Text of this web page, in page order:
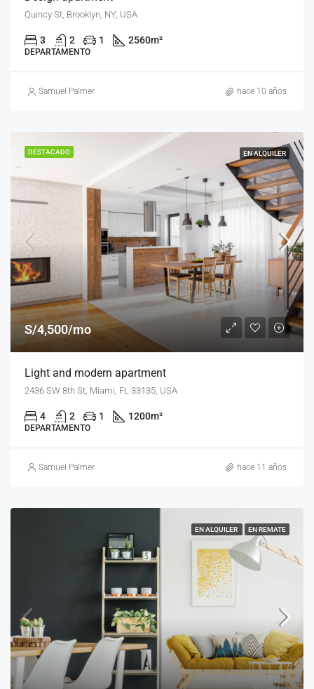
Quincy St, Brooklyn, NY, USA
3 2 1 2560m²
DEPARTAMENTO
Samuel Palmer hace 10 años
DESTACADO EN ALQUILER
S/4,500/mo
Light and modern apartment
2436 SW 8th St, Miami, FL 33135, USA
4 2 1 1200m²
DEPARTAMENTO
Samuel Palmer hace 11 años
EN ALQUILER EN REMATE